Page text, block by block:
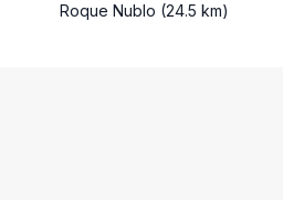
Roque Nublo (24.5 km)